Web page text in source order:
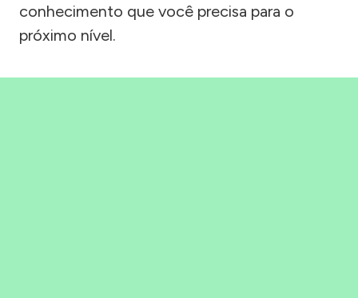
conhecimento que você precisa para o
próximo nível.